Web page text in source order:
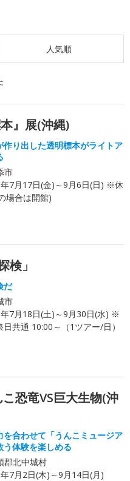
人気順
』展(沖縄)
作り出した透明標本がライトア
市
7月17日(金)～9月6日(日) ※休
場合は開館)
検」
だ
市
7月18日(土)～9月30日(水) ※
共通 10:00～（1ツアー/日）
恐竜VS巨大生物(沖
を合わせて「うんこミュージア
う体験を楽しめる
郡北中城村
7月2日(木)～9月14日(月)